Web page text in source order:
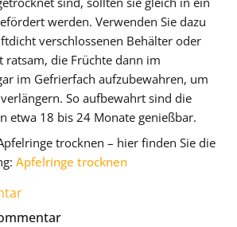
werden. Verwenden Sie dazu
verschlossenen Behälter oder
ratsam, die Früchte dann im
im Gefrierfach aufzubewahren, um
So aufbewahrt sind die
etwa 18 bis 24 Monate genießbar.
trocknen – hier finden Sie die
Apfelringe trocknen